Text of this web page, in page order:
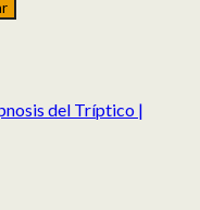
del Tríptico |